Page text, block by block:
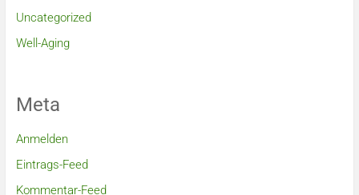
Uncategorized
Well-Aging
Meta
Anmelden
Eintrags-Feed
Kommentar-Feed